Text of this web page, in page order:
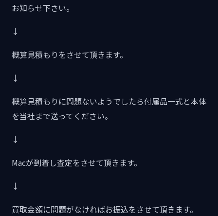
お知らせ下さい。
↓
概算見積もりをさせて頂きます。
↓
概算見積もりに問題ないようでしたら付属品一式と本体
を当社まで送ってください。
↓
Macが到着し査定をさせて頂きます。
↓
買取金額に問題がなければお振込をさせて頂きます。